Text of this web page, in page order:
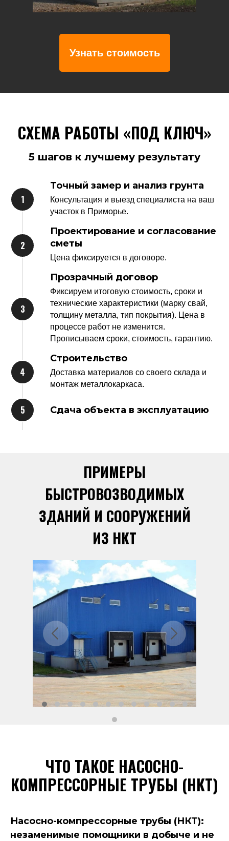
Узнать стоимость
СХЕМА РАБОТЫ «ПОД КЛЮЧ»
5 шагов к лучшему результату
Точный замер и анализ грунта
Консультация и выезд специалиста на ваш
участок в Приморье.
Проектирование и согласование
сметы
Цена фиксируется в договоре.
Прозрачный договор
Фиксируем итоговую стоимость, сроки и
технические характеристики (марку свай,
толщину металла, тип покрытия). Цена в
процессе работ не изменится.
Прописываем сроки, стоимость, гарантию.
Строительство
Доставка материалов со своего склада и
монтаж металлокаркаса.
Сдача объекта в эксплуатацию
ПРИМЕРЫ
БЫСТРОВОЗВОДИМЫХ
ЗДАНИЙ И СООРУЖЕНИЙ
ИЗ НКТ
ЧТО ТАКОЕ НАСОСНО-
КОМПРЕССОРНЫЕ ТРУБЫ (НКТ)
Насосно-компрессорные трубы (НКТ):
незаменимые помощники в добыче и не